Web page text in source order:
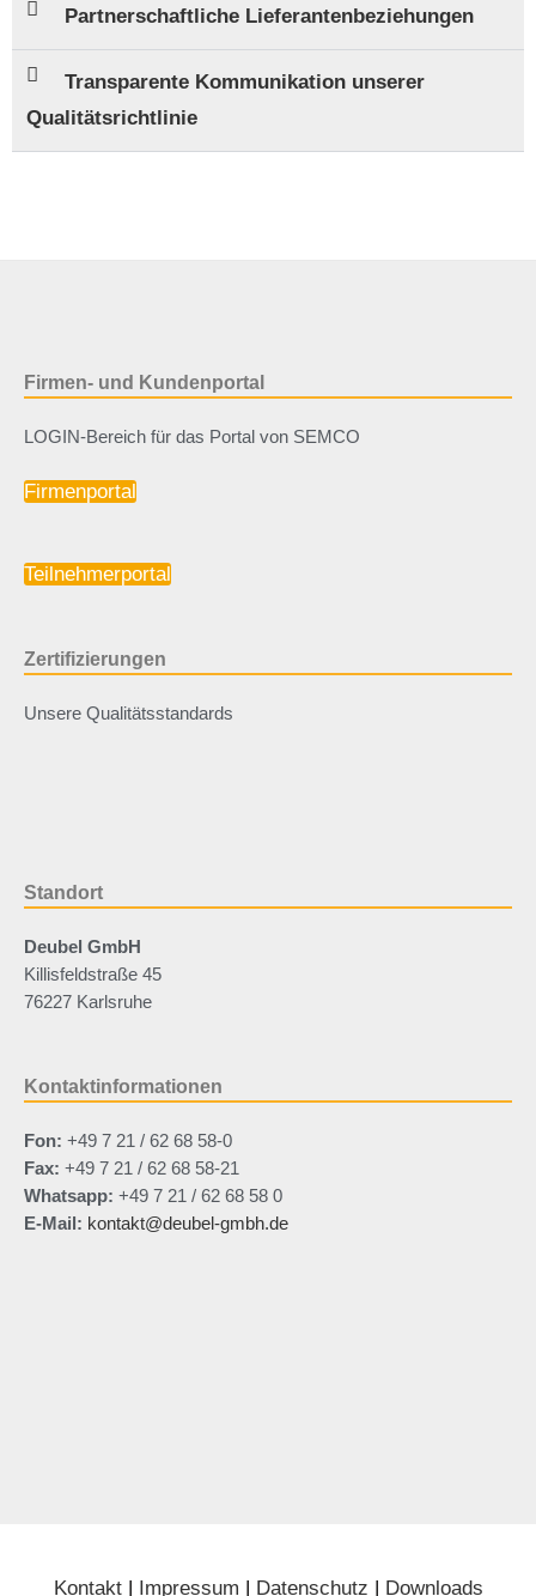
Partnerschaftliche Lieferantenbeziehungen
Transparente Kommunikation unserer
Qualitätsrichtlinie
Firmen- und Kundenportal
LOGIN-Bereich für das Portal von SEMCO
Firmenportal
Teilnehmerportal
Zertifizierungen
Unsere Qualitätsstandards
Standort
Deubel GmbH
Killisfeldstraße 45
76227 Karlsruhe
Kontaktinformationen
Fon: +49 7 21 / 62 68 58-0
Fax: +49 7 21 / 62 68 58-21
Whatsapp: +49 7 21 / 62 68 58 0
E-Mail: kontakt@deubel-gmbh.de
Kontakt| Impressum | Datenschutz | Downloads